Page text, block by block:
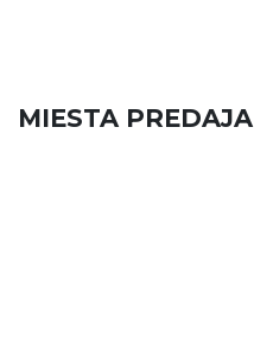
MIESTA PREDAJA